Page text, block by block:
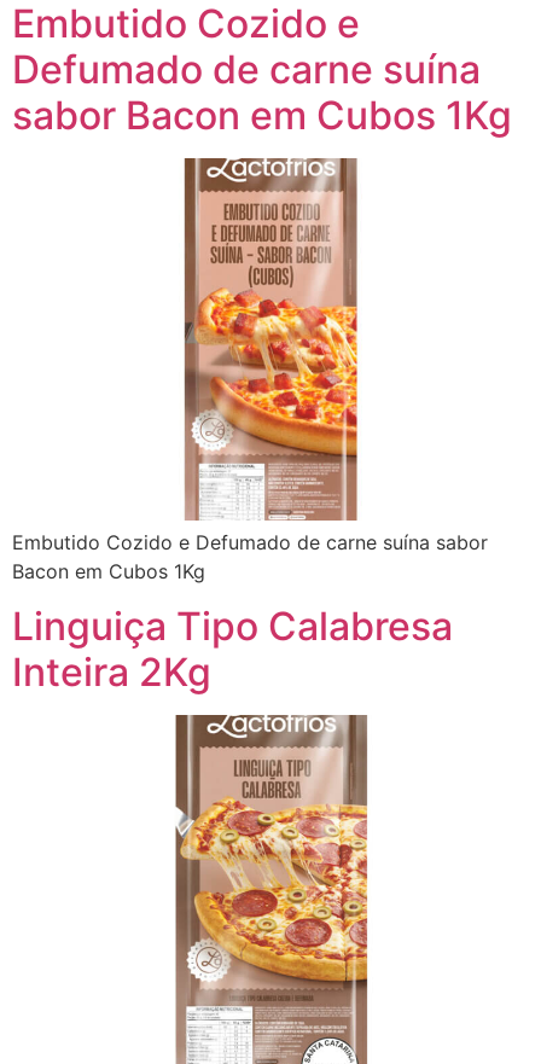
Embutido Cozido e
Defumado de carne suína
sabor Bacon em Cubos 1Kg
Embutido Cozido e Defumado de carne suína sabor
Bacon em Cubos 1Kg
Linguiça Tipo Calabresa
Inteira 2Kg